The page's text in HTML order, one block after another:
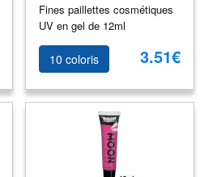
Fines paillettes cosmétiques
UV en gel de 12ml
10 coloris 3.51€